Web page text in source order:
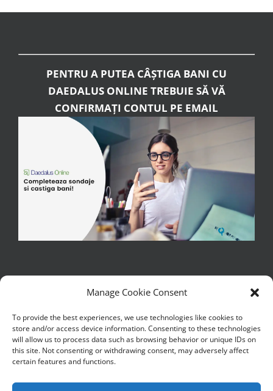
Manage Cookie Consent
To provide the best experiences, we use technologies like cookies to
store and/or access device information. Consenting to these technologies
will allow us to process data such as browsing behavior or unique IDs on
this site. Not consenting or withdrawing consent, may adversely affect
certain features and functions.
PENTRU A PUTEA CÂȘTIGA BANI CU
DAEDALUS ONLINE TREBUIE SĂ VĂ
CONFIRMAȚI CONTUL PE EMAIL
Copywrite 2017 - 2026 | Iulian M - Toate drepturile sunt rezervate
| Copierea, reproducerea sau publicarea textelor sau a partilor de
text de pe acest blog este interzisa